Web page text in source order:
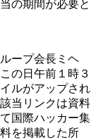
の期間が必要と
ープ会長ミヘ
の日午前１時３
ルがアップされ
当リンクは資料
国際ハッカー集
を掲載した所